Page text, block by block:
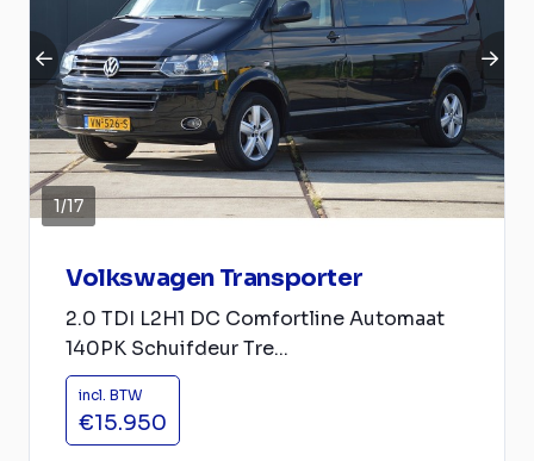
1/17
Volkswagen Transporter
2.0 TDI L2H1 DC Comfortline Automaat
140PK Schuifdeur Tre...
incl. BTW
€15.950